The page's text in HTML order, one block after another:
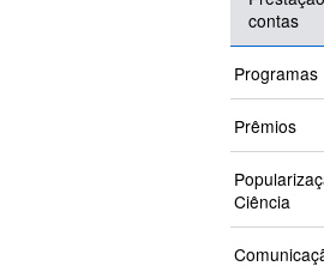
contas
Programas
Prêmios
Ciência